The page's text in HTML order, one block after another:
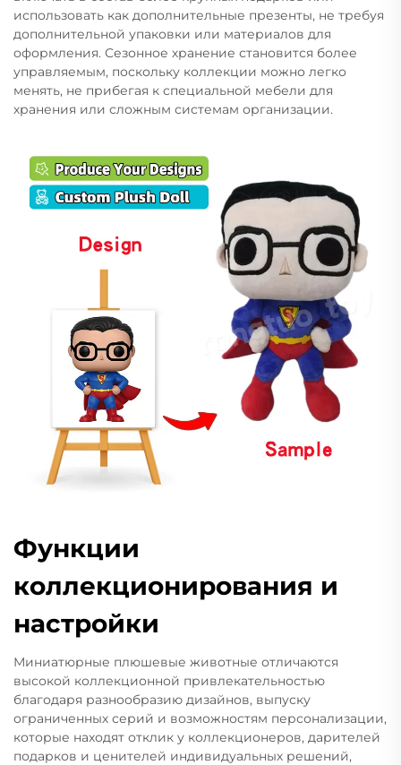
использовать как дополнительные презенты, не требуя
дополнительной упаковки или материалов для
оформления. Сезонное хранение становится более
управляемым, поскольку коллекции можно легко
менять, не прибегая к специальной мебели для
хранения или сложным системам организации.
Функции
коллекционирования и
настройки
Миниатюрные плюшевые животные отличаются
высокой коллекционной привлекательностью
благодаря разнообразию дизайнов, выпуску
ограниченных серий и возможностям персонализации,
которые находят отклик у коллекционеров, дарителей
подарков и ценителей индивидуальных решений,